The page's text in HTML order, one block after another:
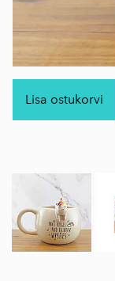
Lisa ostukorvi